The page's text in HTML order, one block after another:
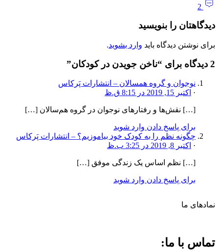
2
دیدگاهتان را بنویسید
برای نوشتن دیدگاه باید وارد بشوید.
2 دیدگاه برای “ ناخن جویدن در کودکان”
نوجوان و گروه هم‎سالان – انتشارات پَرکاس
· اکتبر 15, 2019 در 8:15 ق.ظ
[…] نقش‌ها و رفتارهای نوجوان در گروه هم‌سالان […]
برای پاسخ دادن وارد شوید
چگونه نظم را به کودک خود بیاموزیم؟ – انتشارات پَرکاس
· اکتبر 8, 2019 در 3:25 ب.ظ
[…] نظم اساس یک زندگی موفق […]
برای پاسخ دادن وارد شوید
نماد‌های ما
تماس با ما: